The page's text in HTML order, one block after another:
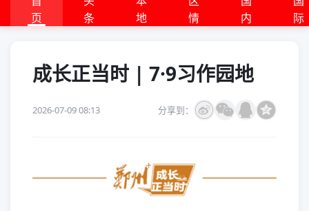
页
条
地
情
内
际
成长正当时 | 7·9习作园地
2026-07-09 08:13 分享到：